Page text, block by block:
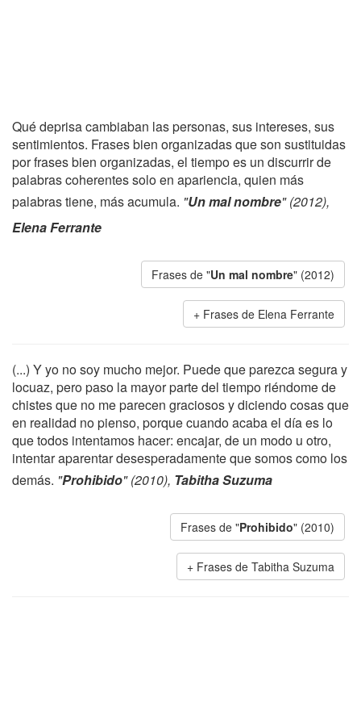
Qué deprisa cambiaban las personas, sus intereses, sus
sentimientos. Frases bien organizadas que son sustituidas
por frases bien organizadas, el tiempo es un discurrir de
palabras coherentes solo en apariencia, quien más
palabras tiene, más acumula. "Un mal nombre" (2012),
Elena Ferrante
Frases de "Un mal nombre" (2012)
Frases de Elena Ferrante
(...) Y yo no soy mucho mejor. Puede que parezca segura y
locuaz, pero paso la mayor parte del tiempo riéndome de
chistes que no me parecen graciosos y diciendo cosas que
en realidad no pienso, porque cuando acaba el día es lo
que todos intentamos hacer: encajar, de un modo u otro,
intentar aparentar desesperadamente que somos como los
demás. "Prohibido" (2010), Tabitha Suzuma
Frases de "Prohibido" (2010)
Frases de Tabitha Suzuma